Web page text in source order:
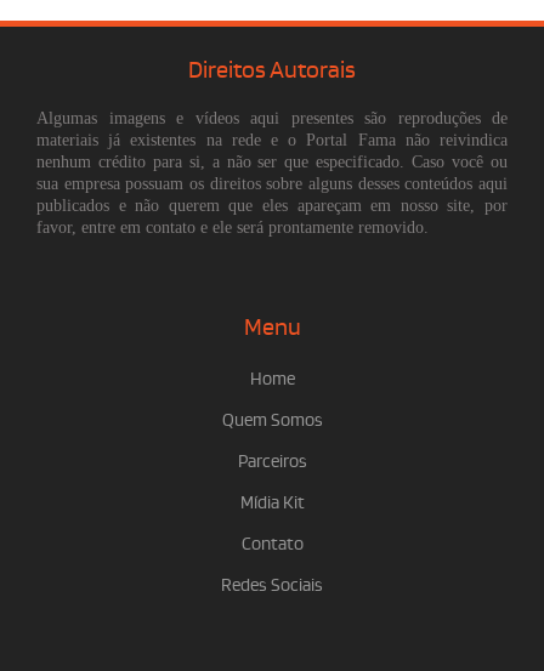
Direitos Autorais
Algumas imagens e vídeos aqui presentes são reproduções de
materiais já existentes na rede e o Portal Fama não reivindica
nenhum crédito para si, a não ser que especificado. Caso você ou
sua empresa possuam os direitos sobre alguns desses conteúdos aqui
publicados e não querem que eles apareçam em nosso site, por
favor, entre em contato e ele será prontamente removido.
Menu
Home
Quem Somos
Parceiros
Mídia Kit
Contato
Redes Sociais